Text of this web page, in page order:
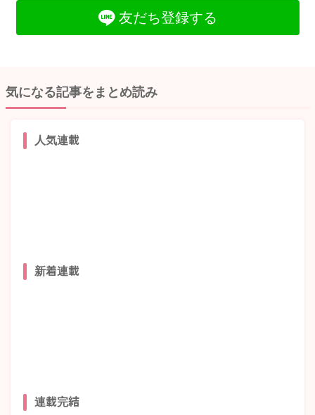
友だち登録する
気になる記事をまとめ読み
人気連載
新着連載
連載完結